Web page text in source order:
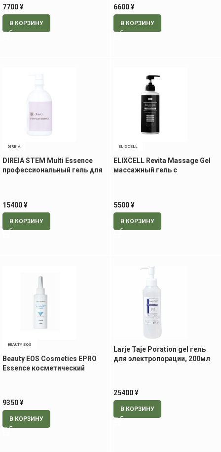
7700¥
В КОРЗИНУ
6600¥
В КОРЗИНУ
DIREIA
DIREIA STEM Multi Essence
профессиональный гель для
15400¥
В КОРЗИНУ
ELIXCELL
ELIXCELL Revita Massage Gel
массажный гель с
5500¥
В КОРЗИНУ
BEAUTY EOS
Beauty EOS Cosmetics EPRO
Essence косметический
9350¥
В КОРЗИНУ
Larje Taje Poration gel гель
для электропорации, 200мл
25400¥
В КОРЗИНУ